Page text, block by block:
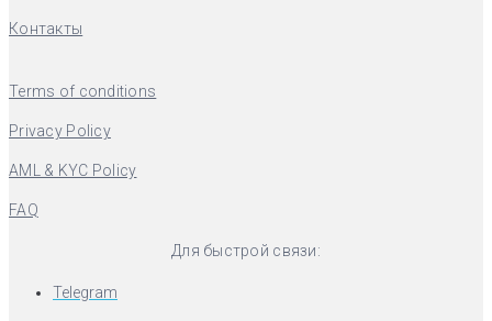
Контакты
Terms of conditions
Privacy Policy
AML & KYC Policy
FAQ
Для быстрой связи:
Telegram